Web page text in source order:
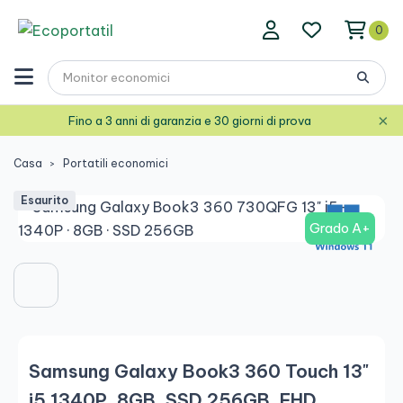
0
Fino a 3 anni di garanzia e 30 giorni di prova ×
Casa Portatili economici
Grado A+
Esaurito
Samsung Galaxy Book3 360 Touch 13"